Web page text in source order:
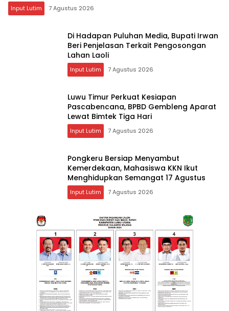
Input Lutim 7 Agustus 2026
Di Hadapan Puluhan Media, Bupati Irwan
Beri Penjelasan Terkait Pengosongan
Lahan Laoli
Input Lutim 7 Agustus 2026
Luwu Timur Perkuat Kesiapan
Pascabencana, BPBD Gembleng Aparat
Lewat Bimtek Tiga Hari
Input Lutim 7 Agustus 2026
Pongkeru Bersiap Menyambut
Kemerdekaan, Mahasiswa KKN Ikut
Menghidupkan Semangat 17 Agustus
Input Lutim 7 Agustus 2026